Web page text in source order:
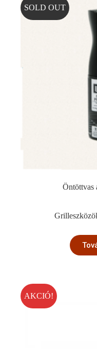
SOLD OUT
Öntöttvas
AKCIÓ!